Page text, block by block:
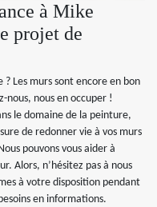
à Mike
projet de
Les murs sont encore en bon
nous, nous en occuper !
le domaine de la peinture,
de redonner vie à vos murs
pouvons vous aider à
Alors, n’hésitez pas à nous
à votre disposition pendant
en informations.